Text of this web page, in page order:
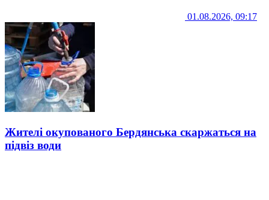
01.08.2026, 09:17
Жителі окупованого Бердянська скаржаться на
підвіз води